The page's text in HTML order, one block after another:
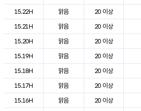
15.22H
맑음 20 이상
15.21H
맑음 20 이상
15.20H
맑음 20 이상
15.19H
맑음 20 이상
15.18H
맑음 20 이상
15.17H
맑음 20 이상
15.16H
맑음 20 이상